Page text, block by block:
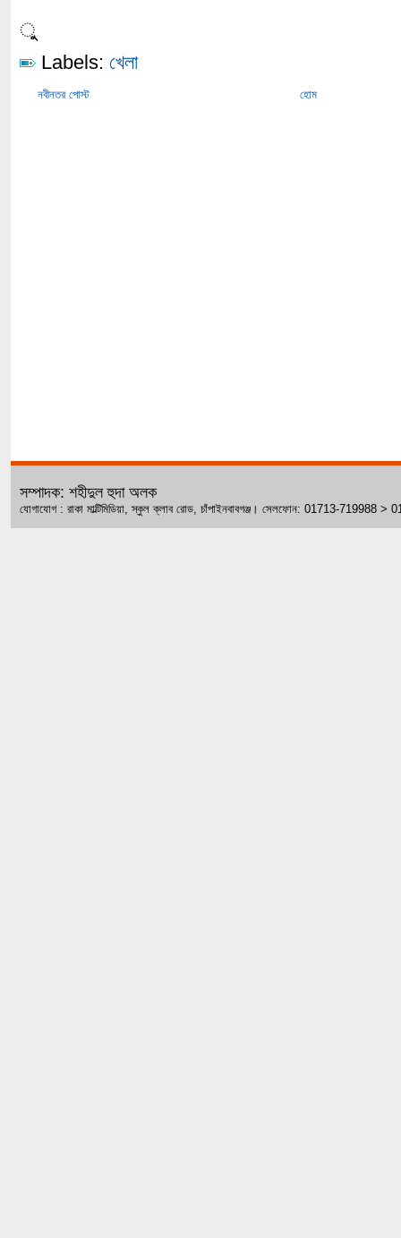
ুু
Labels: খেলা
নবীনতর পোস্ট হোম
সম্পাদক: শহীদুল হুদা অলক
যোগাযোগ : রাকা মাল্টিমিডিয়া, স্কুল ক্লাব রোড, চাঁপাইনবাবগঞ্জ। সেলফোন: 01713-